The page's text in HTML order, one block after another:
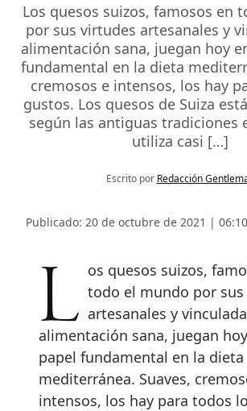
Los quesos suizos, famosos en
por sus virtudes artesanales y
alimentación sana, juegan hoy
fundamental en la dieta
cremosos e intensos, los hay
gustos. Los quesos de Suiza
según las antiguas tradiciones
utiliza casi […]
Escrito por Redacción
Publicado: 20 de octubre de 2021 | 06:10
Los quesos suizos, famosos en todo el mundo por
artesanales y
alimentación sana, juegan
papel fundamental en la dieta
mediterránea. Suaves,
intensos, los hay para todos